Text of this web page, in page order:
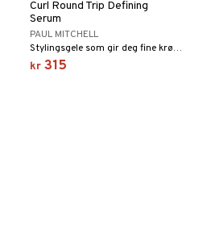
Curl Round Trip Defining
Serum
PAUL MITCHELL
Stylingsgele som gir deg fine krøller som holder hele dagen.
kr 315